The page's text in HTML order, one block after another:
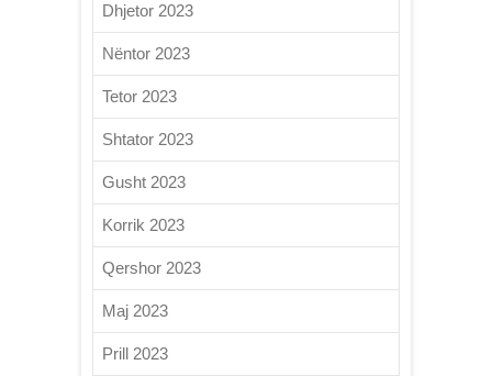
Dhjetor 2023
Nëntor 2023
Tetor 2023
Shtator 2023
Gusht 2023
Korrik 2023
Qershor 2023
Maj 2023
Prill 2023